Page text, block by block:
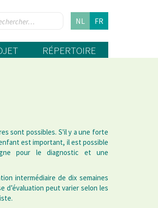
NL FR
RÉPERTOIRE
sont possibles. S'il y a une forte
est important, il est possible
pour le diagnostic et une
intermédiaire de dix semaines
d’évaluation peut varier selon les